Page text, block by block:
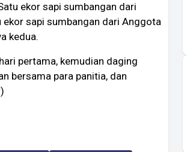
ekor sapi sumbangan dari
ekor sapi sumbangan dari Anggota
kedua.
pertama, kemudian daging
bersama para panitia, dan